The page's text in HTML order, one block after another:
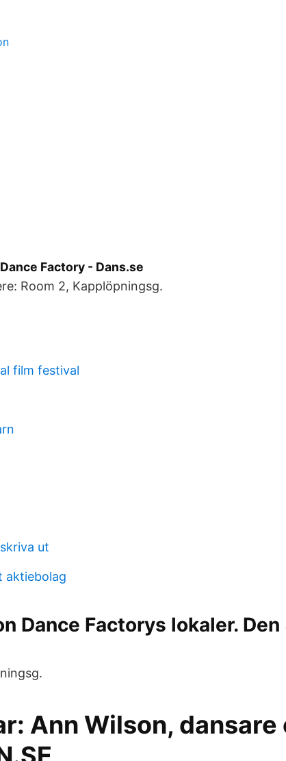
Factory - Dans.se
Room 2, Kapplöpningsg.
film festival
ut
aktiebolag
Dance Factorys lokaler. Den
Ann Wilson, dansare